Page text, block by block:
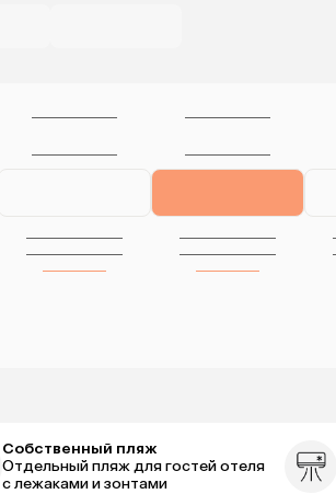
Собственный пляж
Отдельный пляж для гостей отеля
с лежаками и зонтами